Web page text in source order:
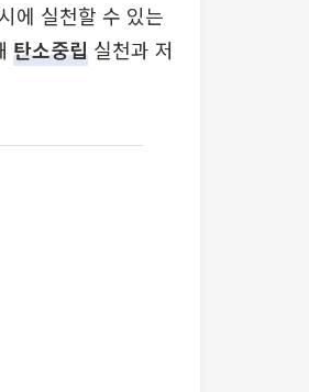
에 실천할 수 있는
탄소중립 실천과 저